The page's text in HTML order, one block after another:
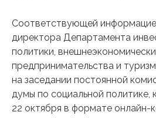
Соответствующей
директора Департамента
политики,
предпринимательства и
на заседании постоянной
думы по социальной политике,
22 октября в формате онлайн-